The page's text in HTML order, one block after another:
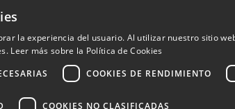
la experiencia del usuario. Al utilizar nuestro sitio
Leer más sobre la Política de Cookies
COOKIES DE RENDIMIENTO
COOKIES NO CLASIFICADAS